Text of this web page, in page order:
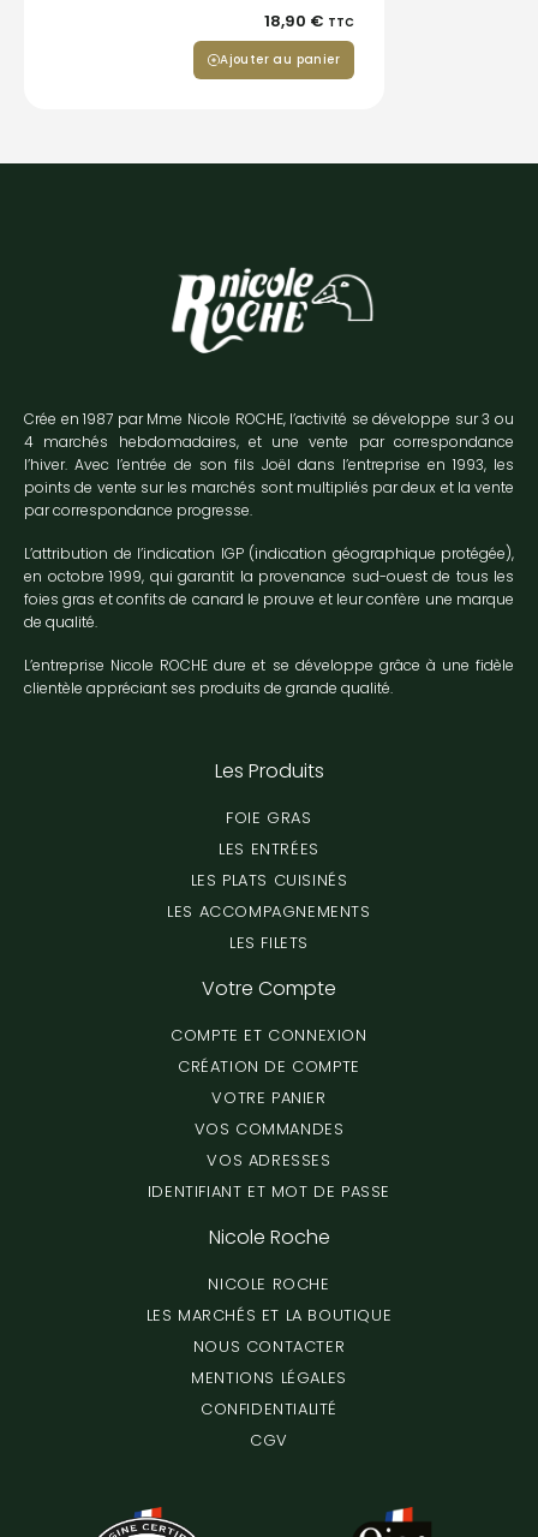
18,90 € TTC
Ajouter au panier
Crée en 1987 par Mme Nicole ROCHE, l’activité se développe sur 3 ou
4 marchés hebdomadaires, et une vente par correspondance
l’hiver. Avec l’entrée de son fils Joël dans l’entreprise en 1993, les
points de vente sur les marchés sont multipliés par deux et la vente
par correspondance progresse.
L’attribution de l’indication IGP (indication géographique protégée),
en octobre 1999, qui garantit la provenance sud-ouest de tous les
foies gras et confits de canard le prouve et leur confère une marque
de qualité.
L’entreprise Nicole ROCHE dure et se développe grâce à une fidèle
clientèle appréciant ses produits de grande qualité.
Les Produits
FOIE GRAS
LES ENTRÉES
LES PLATS CUISINÉS
LES ACCOMPAGNEMENTS
LES FILETS
Votre Compte
COMPTE ET CONNEXION
CRÉATION DE COMPTE
VOTRE PANIER
VOS COMMANDES
VOS ADRESSES
IDENTIFIANT ET MOT DE PASSE
Nicole Roche
NICOLE ROCHE
LES MARCHÉS ET LA BOUTIQUE
NOUS CONTACTER
MENTIONS LÉGALES
CONFIDENTIALITÉ
CGV